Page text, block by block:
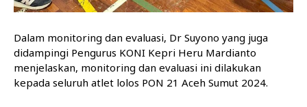
Dalam monitoring dan evaluasi, Dr Suyono yang juga
didampingi Pengurus KONI Kepri Heru Mardianto
menjelaskan, monitoring dan evaluasi ini dilakukan
kepada seluruh atlet lolos PON 21 Aceh Sumut 2024.